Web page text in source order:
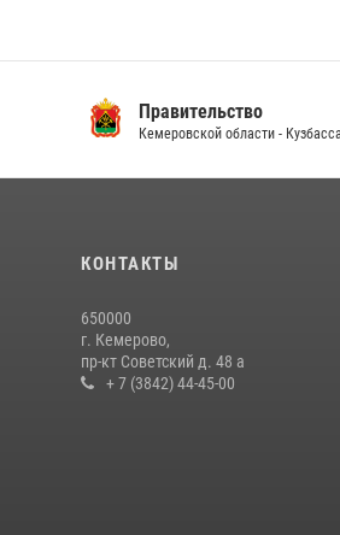
Правительство
Кемеровской области - Кузбасса
КОНТАКТЫ
650000
г. Кемерово,
пр-кт Советский д. 48 а
+ 7 (3842) 44-45-00